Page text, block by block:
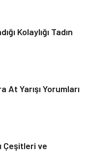
Kolaylığı Tadın
At Yarışı Yorumları
Çeşitleri ve